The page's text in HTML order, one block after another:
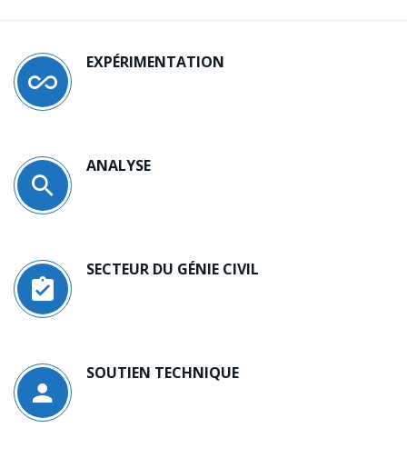
EXPÉRIMENTATION
ANALYSE
SECTEUR DU GÉNIE CIVIL
SOUTIEN TECHNIQUE